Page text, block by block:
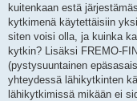
kuitenkaan estä
kytkimenä käytettäisiin
siten voisi olla, ja kuinka
kytkin? Lisäksi FREMO-
(pystysuuntainen
yhteydessä lähikytkinten
lähikytkimissä mikään ei